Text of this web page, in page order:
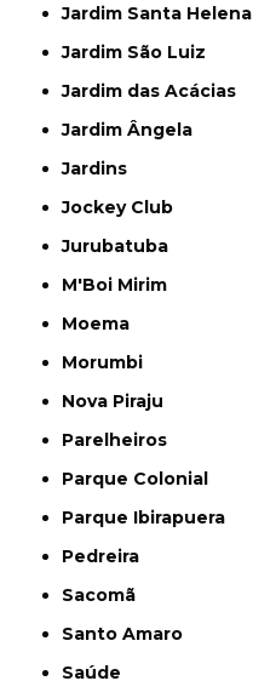
Jardim Santa Helena
Jardim São Luiz
Jardim das Acácias
Jardim Ângela
Jardins
Jockey Club
Jurubatuba
M'Boi Mirim
Moema
Morumbi
Nova Piraju
Parelheiros
Parque Colonial
Parque Ibirapuera
Pedreira
Sacomã
Santo Amaro
Saúde